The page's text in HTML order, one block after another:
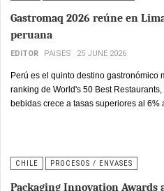
Gastromaq 2026 reúne en
peruana
EDITOR PAISES 25 JUNE 2026
Perú es el quinto destino gastronómico
ranking de World's 50 Best
bebidas crece a tasas superiores al
CHILE PROCESOS / ENVASES
Packaging Innovation Awards